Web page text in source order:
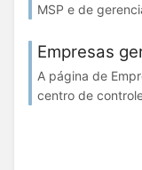
MSP e de
Empresas
A página de
centro de